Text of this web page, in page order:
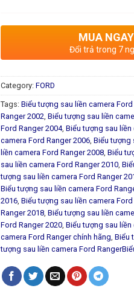
MUA NGAY
Đổi trả trong 7
Category: FORD
Tags: Biểu tượng sau liền camera Ford
Ranger 2002 Biểu tượng sau liền
Ford Ranger 2004, Biểu tượng sau liền
camera Ford Ranger 2006 Biểu tượng
liền camera Ford Ranger 2008 Biểu
sau liền camera Ford Ranger 2010
tượng sau liền camera Ford Ranger
Biểu tượng sau liền camera Ford
2016 Biểu tượng sau liền camera
Ranger 2018 Biểu tượng sau liền
Ford Ranger 2020 Biểu tượng sau liền
camera Ford Ranger chính hãng Biểu
tượng sau liền camera Ford